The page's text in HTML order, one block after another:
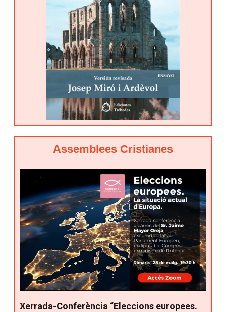
Assemblees Cristianes
Xerrada-Conferència “Eleccions europees.